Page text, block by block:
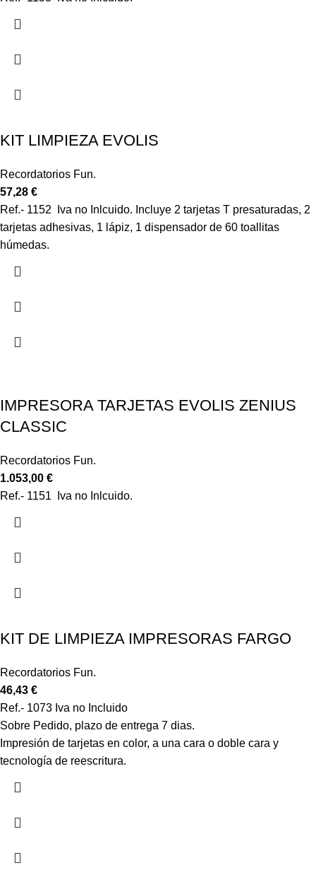
KIT LIMPIEZA EVOLIS
Recordatorios Fun.
57,28 €
Ref.- 1152 Iva no Inlcuido. Incluye 2 tarjetas T presaturadas, 2
tarjetas adhesivas, 1 lápiz, 1 dispensador de 60 toallitas
húmedas.
IMPRESORA TARJETAS EVOLIS ZENIUS
CLASSIC
Recordatorios Fun.
1.053,00 €
Ref.- 1151 Iva no Inlcuido.
KIT DE LIMPIEZA IMPRESORAS FARGO
Recordatorios Fun.
46,43 €
Ref.- 1073 Iva no Incluido
Sobre Pedido, plazo de entrega 7 dias.
Impresión de tarjetas en color, a una cara o doble cara y
tecnología de reescritura.